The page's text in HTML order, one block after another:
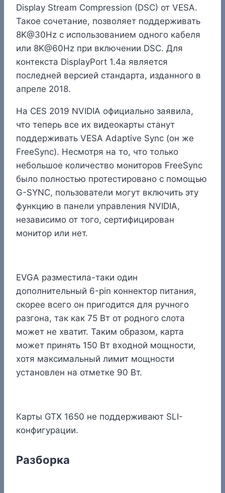
Display Stream Compression (DSC) от VESA.
Такое сочетание, позволяет поддерживать
8K@30Hz с использованием одного кабеля
или 8K@60Hz при включении DSC. Для
контекста DisplayPort 1.4a является
последней версией стандарта, изданного в
апреле 2018.
На CES 2019 NVIDIA официально заявила,
что теперь все их видеокарты станут
поддерживать VESA Adaptive Sync (он же
FreeSync). Несмотря на то, что только
небольшое количество мониторов FreeSync
было полностью протестировано с помощью
G-SYNC, пользователи могут включить эту
функцию в панели управления NVIDIA,
независимо от того, сертифицирован
монитор или нет.
EVGA разместила-таки один
дополнительный 6-pin коннектор питания,
скорее всего он пригодится для ручного
разгона, так как 75 Вт от родного слота
может не хватит. Таким образом, карта
может принять 150 Вт входной мощности,
хотя максимальный лимит мощности
установлен на отметке 90 Вт.
Карты GTX 1650 не поддерживают SLI-
конфигурации.
Разборка